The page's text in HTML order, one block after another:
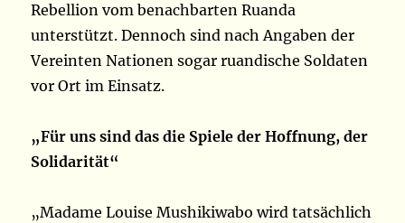
Rebellion vom benachbarten Ruanda
unterstützt. Dennoch sind nach Angaben der
Vereinten Nationen sogar ruandische Soldaten
vor Ort im Einsatz.
„Für uns sind das die Spiele der Hoffnung, der
Solidarität“
„Madame Louise Mushikiwabo wird tatsächlich